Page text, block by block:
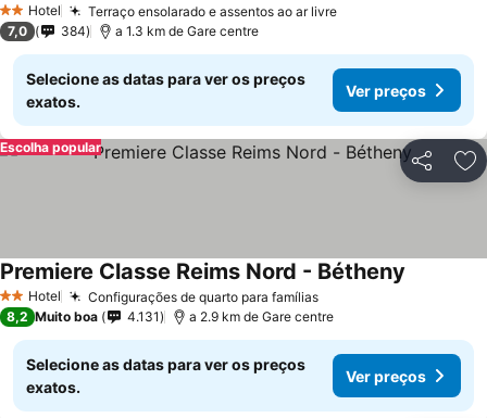
2 Estrelas
Hotel Terraço ensolarado e assentos ao ar livre
7,0 384 a 1.3 km de Gare centre
Selecione as datas para ver os preços
exatos.
Ver preços
Partilhar
Escolha popular
2 Estrelas
Hotel Configurações de quarto para famílias
Premiere Classe Reims Nord - Bétheny
8,2 Muito boa 4.131 a 2.9 km de Gare centre
Selecione as datas para ver os preços
exatos.
Ver preços